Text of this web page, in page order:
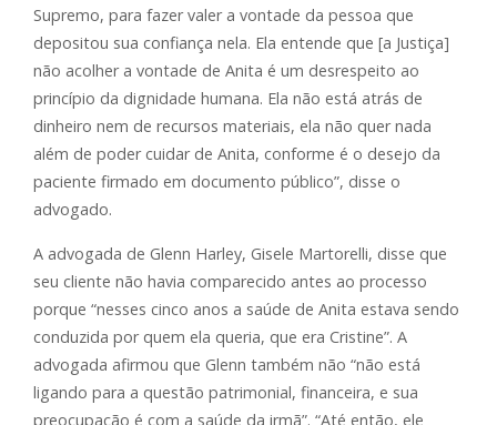
Supremo, para fazer valer a vontade da pessoa que
depositou sua confiança nela. Ela entende que [a Justiça]
não acolher a vontade de Anita é um desrespeito ao
princípio da dignidade humana. Ela não está atrás de
dinheiro nem de recursos materiais, ela não quer nada
além de poder cuidar de Anita, conforme é o desejo da
paciente firmado em documento público”, disse o
advogado.
A advogada de Glenn Harley, Gisele Martorelli, disse que
seu cliente não havia comparecido antes ao processo
porque “nesses cinco anos a saúde de Anita estava sendo
conduzida por quem ela queria, que era Cristine”. A
advogada afirmou que Glenn também não “não está
ligando para a questão patrimonial, financeira, e sua
preocupação é com a saúde da irmã”. “Até então, ele